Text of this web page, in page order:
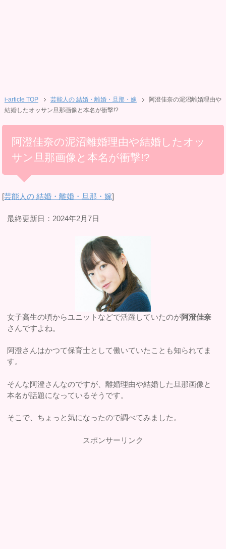
i-article TOP 芸能人の 結婚・離婚・旦那・嫁
阿澄佳奈の泥沼離婚理由や
結婚したオッサン旦那画像と本名が衝撃!?
阿澄佳奈の泥沼離婚理由や結婚したオッ
サン旦那画像と本名が衝撃!?
[芸能人の 結婚・離婚・旦那・嫁]
最終更新日：2024年2月7日
女子高生の頃からユニットなどで活躍していたのが阿澄佳奈
さんですよね。
阿澄さんはかつて保育士として働いていたことも知られてま
す。
そんな阿澄さんなのですが、離婚理由や結婚した旦那画像と
本名が話題になっているそうです。
そこで、ちょっと気になったので調べてみました。
スポンサーリンク